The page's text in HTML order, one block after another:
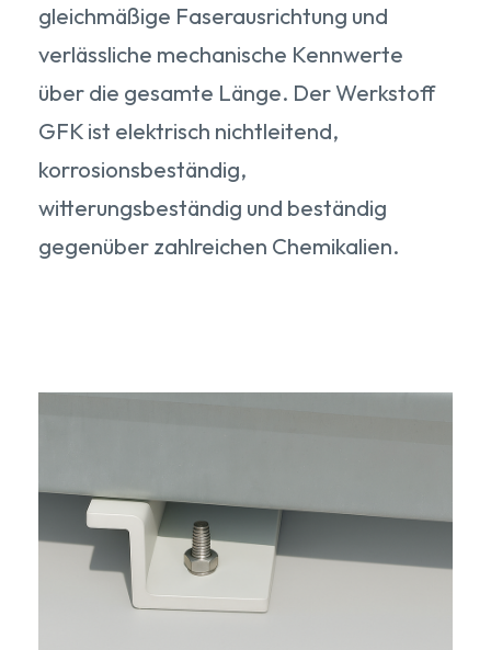
gleichmäßige Faserausrichtung und
verlässliche mechanische Kennwerte
über die gesamte Länge. Der Werkstoff
GFK ist elektrisch nichtleitend,
korrosionsbeständig,
witterungsbeständig und beständig
gegenüber zahlreichen Chemikalien.